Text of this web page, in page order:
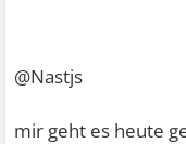
@Nastjs
mir geht es heute